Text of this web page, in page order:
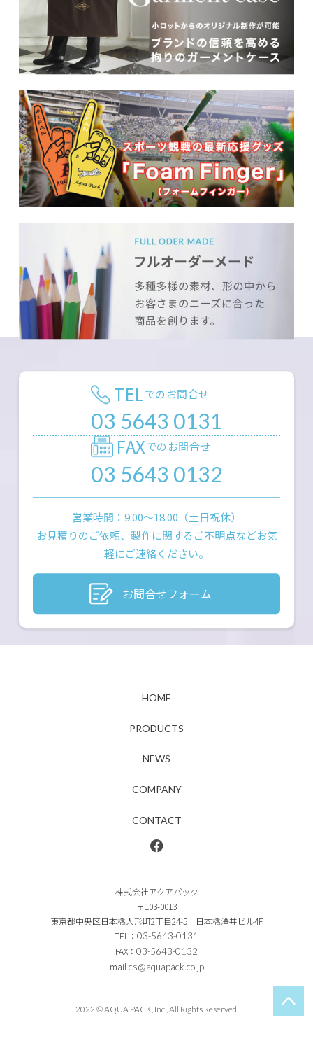
TELでのお問合せ
03 5643 0131
FAXでのお問合せ
03 5643 0132
営業時間：9:00〜18:00（土日祝休）
お見積りのご依頼、製作に関するご不明点などお気
軽にご連絡ください。
お問合せフォーム
株式会社アクアパック
〒103-0013
東京都中央区日本橋人形町2丁目24-5 日本橋澤井ビル4F
TEL： 03-5643-0131
FAX： 03-5643-0132
mail cs@aquapack.co.jp
HOME
PRODUCTS
NEWS
COMPANY
CONTACT
2022 © AQUA PACK, Inc., All Rights Reserved.